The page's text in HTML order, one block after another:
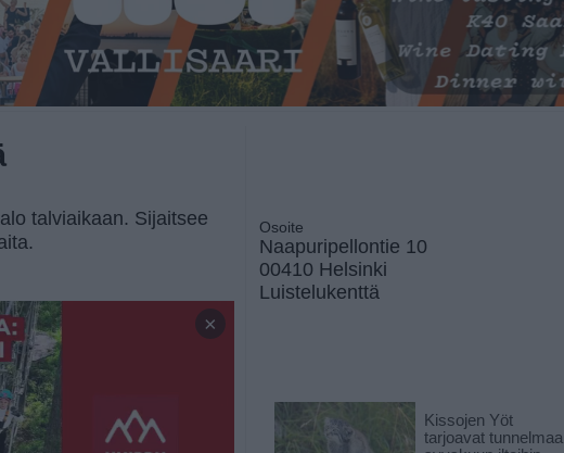
talviaikaan. Sijaitsee
×
Osoite
Naapuripellontie 10
00410 Helsinki
Luistelukenttä
Kissojen Yöt
tarjoavat tunnelmaa